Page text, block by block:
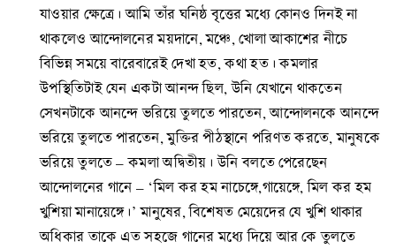
যাওয়ার ক্ষেত্রে। আমি তাঁর ঘনিষ্ঠ বৃত্তের মধ্যে কোনও দিনই না
থাকলেও আন্দোলনের ময়দানে, মঞ্চে, খোলা আকাশের নীচে
বিভিন্ন সময়ে বারেবারেই দেখা হত, কথা হত। কমলার
উপস্থিতিটাই যেন একটা আনন্দ ছিল, উনি যেখানে থাকতেন
সেখনটাকে আনন্দে ভরিয়ে তুলতে পারতেন, আন্দোলনকে আনন্দে
ভরিয়ে তুলতে পারতেন, মুক্তির পীঠস্থানে পরিণত করতে, মানুষকে
ভরিয়ে তুলতে – কমলা অদ্বিতীয়। উনি বলতে পেরেছেন
আন্দোলনের গানে – ‘মিল কর হম নাচেঙ্গে,গায়েঙ্গে, মিল কর হম
খুশিয়া মানায়েঙ্গে।’ মানুষের, বিশেষত মেয়েদের যে খুশি থাকার
অধিকার তাকে এত সহজে গানের মধ্যে দিয়ে আর কে তুলতে